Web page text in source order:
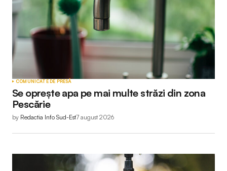
COMUNICATE DE PRESĂ
Se oprește apa pe mai multe străzi din zona
Pescărie
by Redactia Info Sud-Est7 august 2026